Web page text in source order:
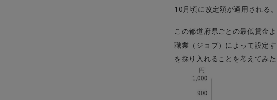
10 月頃に改定額が適用される。
この都道府県ごとの最低賃金
職業（ジョブ）によって設定
を採り入れることを考えてみた